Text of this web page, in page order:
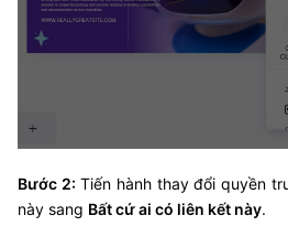
Bước 2: Tiến hành thay đổi quyền
này sang Bất cứ ai có liên kết này.